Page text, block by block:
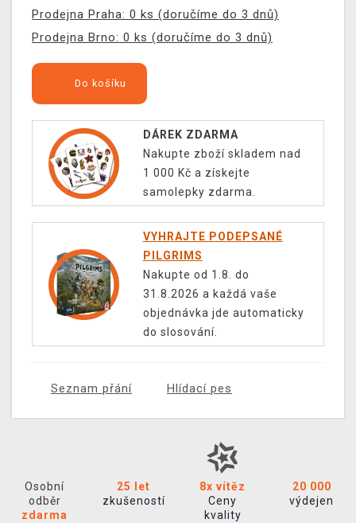
Prodejna Praha: 0 ks (doručíme do 3 dnů)
Prodejna Brno: 0 ks (doručíme do 3 dnů)
Do košíku
DÁREK ZDARMA
Nakupte zboží skladem nad
1 000 Kč a získejte
samolepky zdarma.
VYHRAJTE PODEPSANÉ
PILGRIMS
Nakupte od 1.8. do
31.8.2026 a každá vaše
objednávka jde automaticky
do slosování.
Seznam přání Hlídací pes
Osobní
odběr
zdarma
25 let
zkušeností
8x vítěz
Ceny
kvality
20 000
výdejen